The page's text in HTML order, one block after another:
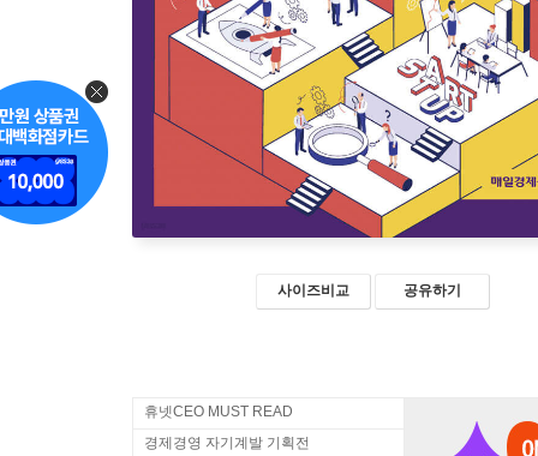
사이즈비교 공유하기
휴넷CEO MUST READ
경제경영 자기계발 기획전